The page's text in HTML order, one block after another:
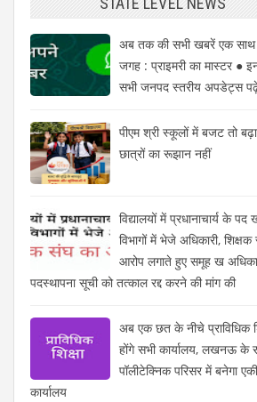
अब तक की सभी खबरें एक
जगह : प्राइमरी का मास्टर ●
सभी जनपद स्तरीय अपडेट्स
पीएम श्री स्कूलों में बजट तो
छात्रों का रूझान नहीं
विद्यालयों में प्रधानाचार्य के पद
विभागों में भेजे अधिकारी,
आरोप लगाते हुए समूह ख
पदस्थापना सूची को तत्काल रद्द करने की मांग की
अब एक छत के नीचे प्राविधिक
होंगे सभी कार्यालय, लखनऊ के
पॉलीटेक्निक परिसर में बनेगा
कार्यालय